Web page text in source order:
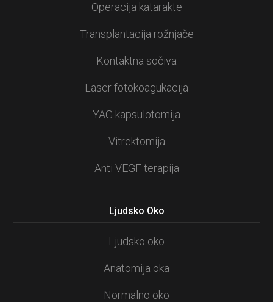
Operacija katarakte
Transplantacija rožnjače
Kontaktna sočiva
Laser fotokoagukacija
YAG kapsulotomija
Vitrektomija
Anti VEGF terapija
Ljudsko Oko
Ljudsko oko
Anatomija oka
Normalno oko